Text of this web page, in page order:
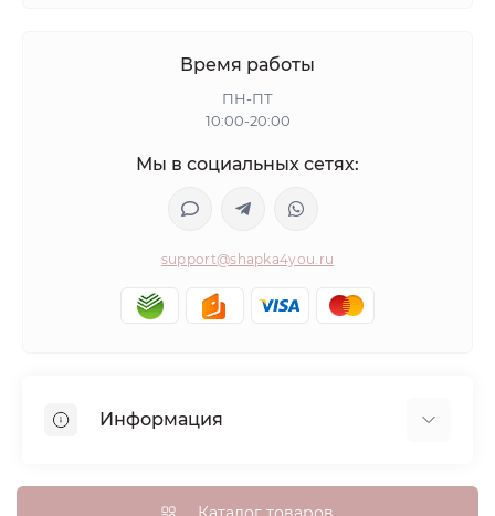
Время работы
ПН-ПТ
10:00-20:00
Мы в социальных сетях:
support@shapka4you.ru
Информация
Доставка, оплата и бонусные баллы